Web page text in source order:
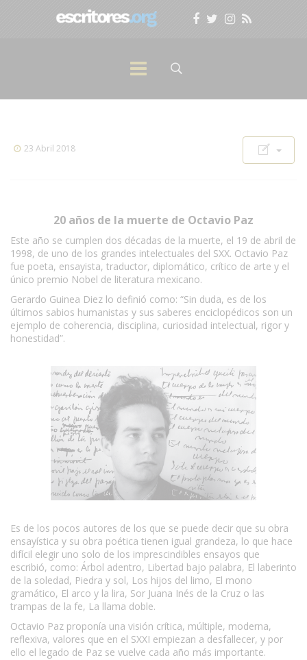
23 Abril 2018
20 años de la muerte de Octavio Paz
Este año se cumplen dos décadas de la muerte, el 19 de abril de
1998, de uno de los grandes intelectuales del SXX. Octavio Paz
fue poeta, ensayista, traductor, diplomático, crítico de arte y el
único premio Nobel de literatura mexicano.
Gerardo Guinea Diez lo definió como: “Sin duda, es de los
últimos sabios humanistas y sus saberes enciclopédicos son un
ejemplo de coherencia, disciplina, curiosidad intelectual, rigor y
honestidad”.
Es de los pocos autores de los que se puede decir que su obra
ensayística y su obra poética tienen igual grandeza, lo que hace
difícil elegir uno solo de los imprescindibles ensayos que
escribió, como: Árbol adentro, Libertad bajo palabra, El laberinto
de la soledad, Piedra y sol, Los hijos del limo, El mono
gramático, El arco y la lira, Sor Juana Inés de la Cruz o las
trampas de la fe, La llama doble.
Octavio Paz proponía una visión crítica, múltiple, moderna,
reflexiva, valores que en el SXXI empiezan a desfallecer, y por
ello el legado de Paz se vuelve cada año más importante.